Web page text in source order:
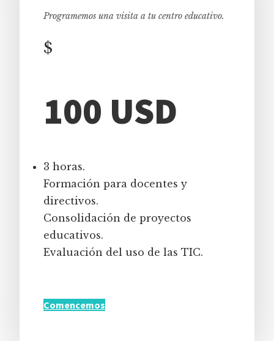
Programemos una visita a tu centro educativo.
$
100 USD
3 horas.
Formación para docentes y
directivos.
Consolidación de proyectos
educativos.
Evaluación del uso de las TIC.
Comencemos